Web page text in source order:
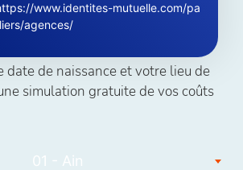
www.identites-mutuelle.com/pa
agences/
vos coûts obsèques
date de naissance et votre lieu de
simulation gratuite de vos coûts
01 - Ain